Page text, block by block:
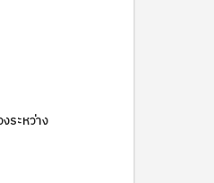
ระหว่าง